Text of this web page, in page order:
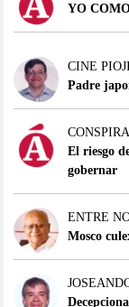
YO
CINE
Padre
El riesgo
gobernar
ENTRE
Mosco